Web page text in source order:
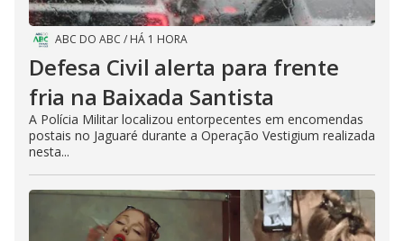
ABC DO ABC / HÁ 1 HORA
Defesa Civil alerta para frente
fria na Baixada Santista
A Polícia Militar localizou entorpecentes em encomendas
postais no Jaguaré durante a Operação Vestigium realizada
nesta...